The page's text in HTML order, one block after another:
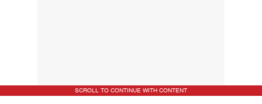
SCROLL TO CONTINUE WITH CONTENT